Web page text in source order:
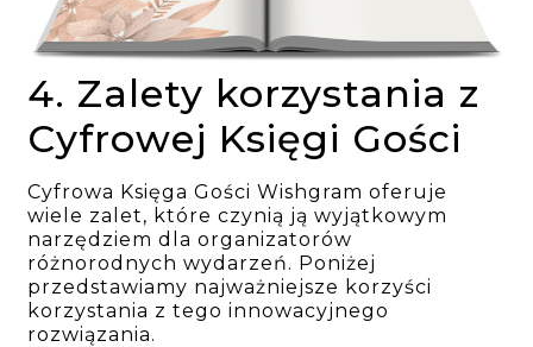
4. Zalety korzystania z
Cyfrowej Księgi Gości
Cyfrowa Księga Gości Wishgram oferuje
wiele zalet, które czynią ją wyjątkowym
narzędziem dla organizatorów
różnorodnych wydarzeń. Poniżej
przedstawiamy najważniejsze korzyści
korzystania z tego innowacyjnego
rozwiązania.